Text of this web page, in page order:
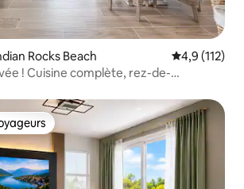
Rocks Beach Évaluation
4,9 (112)
! Cuisine complète, rez-de-